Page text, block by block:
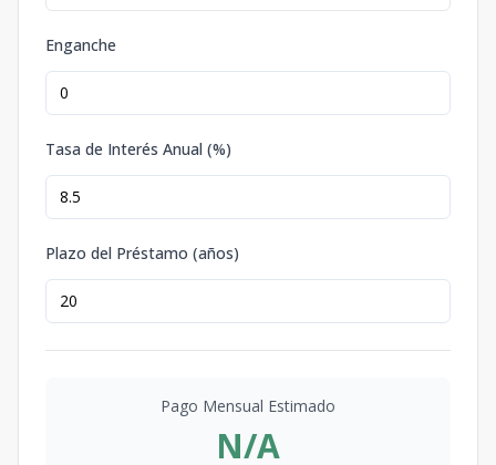
Enganche
Tasa de Interés Anual (%)
Plazo del Préstamo (años)
Pago Mensual Estimado
N/A